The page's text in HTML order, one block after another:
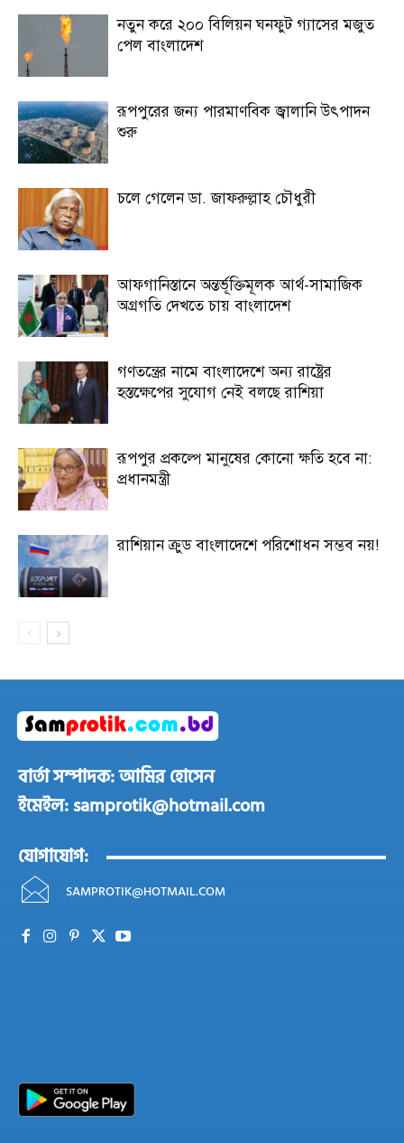
নতুন করে ২০০ বিলিয়ন ঘনফুট গ্যাসের মজুত
পেল বাংলাদেশ
রূপপুরের জন্য পারমাণবিক জ্বালানি উৎপাদন
শুরু
চলে গেলেন ডা. জাফরুল্লাহ চৌধুরী
আফগানিস্তানে অন্তর্ভূক্তিমূলক আর্থ-সামাজিক
অগ্রগতি দেখতে চায় বাংলাদেশ
গণতন্ত্রের নামে বাংলাদেশে অন্য রাষ্ট্রের
হস্তক্ষেপের সুযোগ নেই বলছে রাশিয়া
রূপপুর প্রকল্পে মানুষের কোনো ক্ষতি হবে না:
প্রধানমন্ত্রী
রাশিয়ান ক্রুড বাংলাদেশে পরিশোধন সম্ভব নয়!
বার্তা সম্পাদক: আমির হোসেন
ইমেইল: samprotik@hotmail.com
যোগাযোগ:
SAMPROTIK@HOTMAIL.COM